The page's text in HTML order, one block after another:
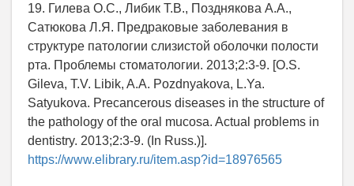
19. Гилева О.С., Либик Т.В., Позднякова А.А.,
Сатюкова Л.Я. Предраковые заболевания в
структуре патологии слизистой оболочки полости
рта. Проблемы стоматологии. 2013;2:3-9. [O.S.
Gileva, T.V. Libik, A.A. Pozdnyakova, L.Ya.
Satyukova. Precancerous diseases in the structure of
the pathology of the oral mucosa. Actual problems in
dentistry. 2013;2:3-9. (In Russ.)].
https://www.elibrary.ru/item.asp?id=18976565